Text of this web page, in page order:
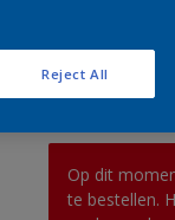
2,5 L
10 L
Op dit
te bestellen.
Reject All